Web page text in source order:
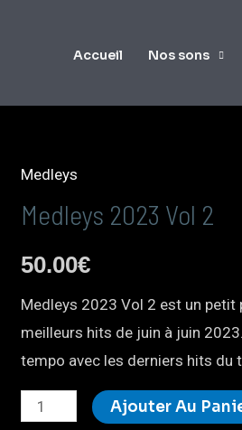
Accueil Nos sons
Medleys
Medleys 2023 Vol 2
50.00€
Medleys 2023 Vol 2 est un petit
meilleurs hits de juin à juin
tempo avec les derniers hits du
Ajouter Au